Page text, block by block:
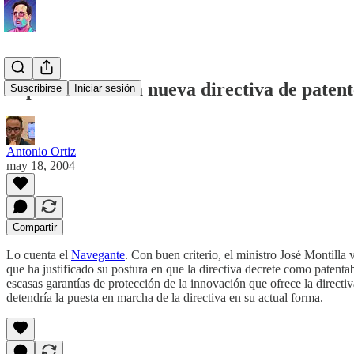
Suscribirse Iniciar sesión
España contra la nueva directiva de
Antonio Ortiz
may 18, 2004
Compartir
Lo cuenta el Navegante. Con buen criterio, el ministro José Montilla
que ha justificado su postura en que la directiva decrete como
escasas garantías de protección de la innovación que ofrece la
detendría la puesta en marcha de la directiva en su actual forma.